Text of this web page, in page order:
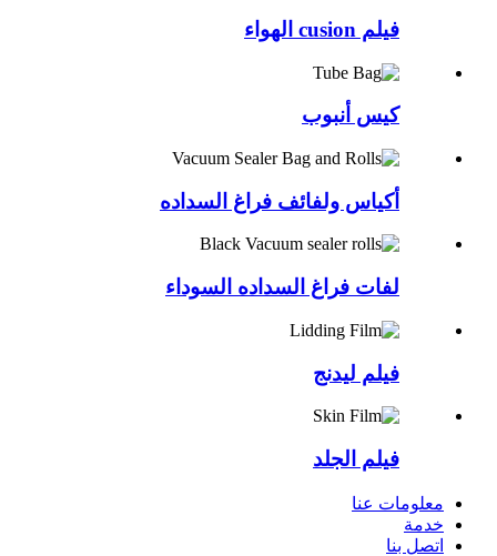
فيلم cusion الهواء
كيس أنبوب
أكياس ولفائف فراغ السداده
لفات فراغ السداده السوداء
فيلم ليدنج
فيلم الجلد
معلومات عنا
خدمة
اتصل بنا